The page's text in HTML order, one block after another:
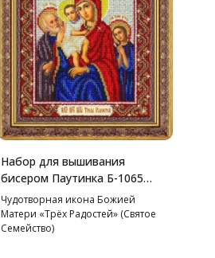
Набор для вышивания
бисером Паутинка Б-1065
Пр.Богородица Трех
радостей, 20*25 см
Чудотворная икона Божией
Матери «Трёх Радостей» (Святое
Семейство)